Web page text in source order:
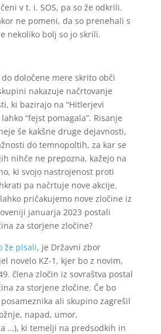
v t. i. SOS, pa so že odkrili.
ne pomeni, da so prenehali s
nekoliko bolj so jo skrili.
določene mere skrito obči
nakazuje načrtovanje
ki bazirajo na “Hitlerjevi
“fejst pomagala”. Risanje
še kakšne druge dejavnosti,
do temnopoltih, za kar se
nihče ne prepozna, kažejo na
ki svojo nastrojenost proti
pa načrtuje nove akcije.
pričakujemo nove zločine iz
januarja 2023 postali
za storjene zločine?
že pisali, je Državni zbor
novelo KZ-1, kjer bo z novim,
člena zločin iz sovraštva postal
za storjene zločine. Če bo
ali skupino zagrešil
napad, umor,
…), ki temelji na predsodkih in